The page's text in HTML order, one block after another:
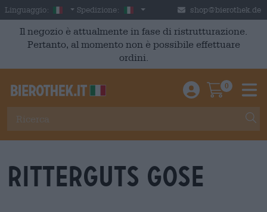
Skip to main content
Linguaggio: Italian
Spedizione: Italia shop@bierothek.de
Il negozio è attualmente in fase di ristrutturazione.
Pertanto, al momento non è possibile effettuare
ordini.
Einloggen /
0
Ritterguts Gose